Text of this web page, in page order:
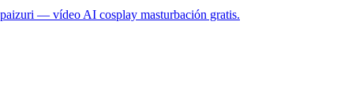
— vídeo AI cosplay masturbación gratis.